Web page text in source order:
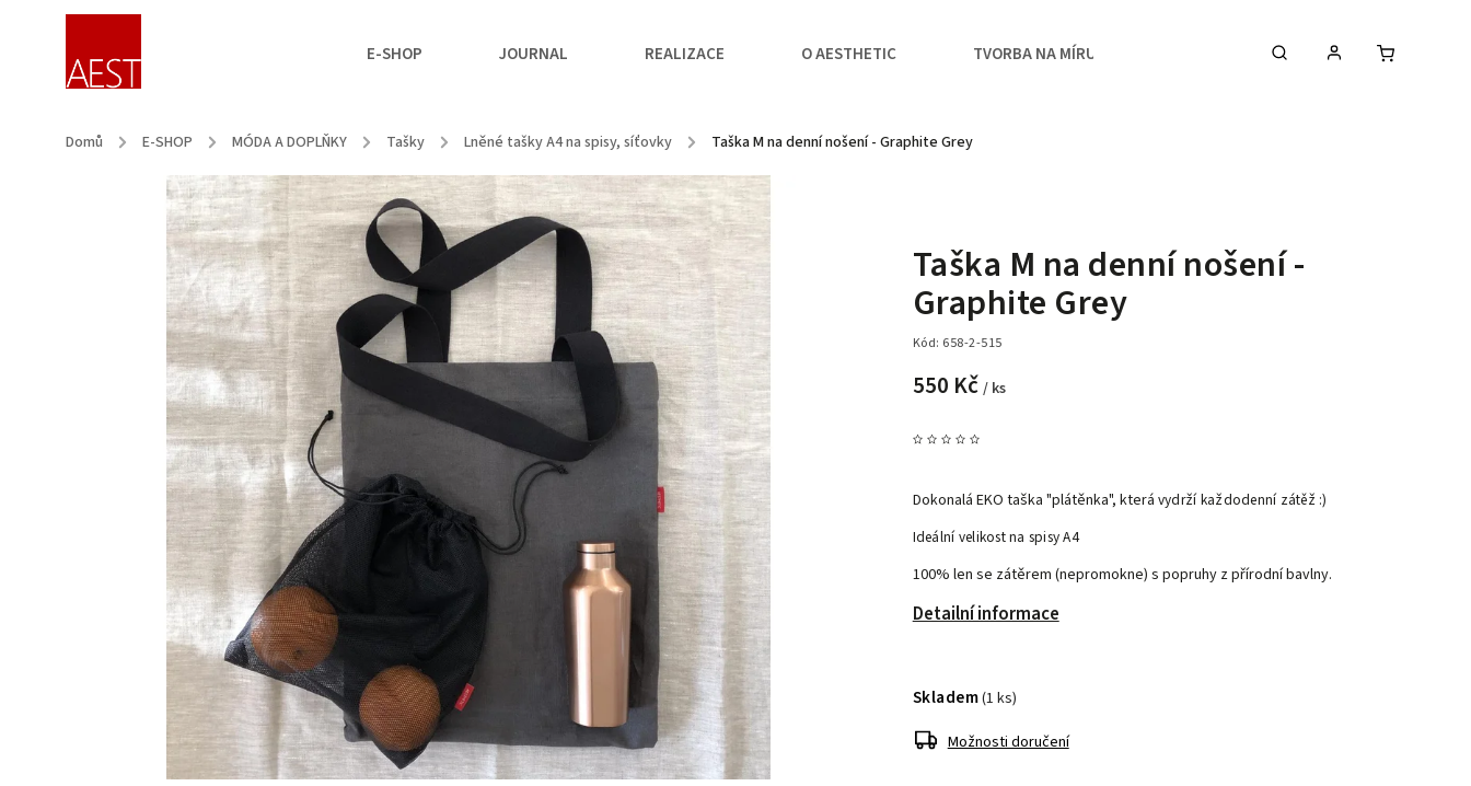
E-SHOP JOURNAL REALIZACE O AESTHETIC TVORBA NA MÍRU KONTAKTY & STUDIO
Domů / E-SHOP / MÓDA A DOPLŇKY / Tašky / Lněné tašky A4 na spisy, síťovky / Taška M na denní nošení - Graphite Grey
Taška M na denní nošení -
Graphite Grey
Kód: 658-2-515
550 Kč / ks
Dokonalá EKO taška "plátěnka", která vydrží každodenní zátěž :)
Ideální velikost na spisy A4
100% len se zátěrem (nepromokne) s popruhy z přírodní bavlny.
Detailní informace
Skladem(1 ks)
Možnosti doručení